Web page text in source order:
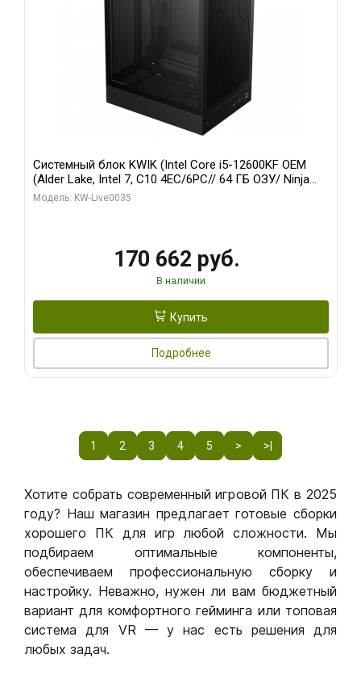
Системный блок KWIK (Intel Core i5-12600KF OEM
(Alder Lake, Intel 7, C10 4EC/6PC// 64 ГБ ОЗУ/ Ninja
Sinotex GTX1650 4GB 128bit GDDR6 DVI DP HDMI 2/
Модель: KW-Live0035
170 662 руб.
В наличии
Купить
Подробнее
1 2 3 4 5 > >|
Хотите собрать современный игровой ПК в 2025
году? Наш магазин предлагает готовые сборки
хорошего ПК для игр любой сложности. Мы
подбираем оптимальные компоненты,
обеспечиваем профессиональную сборку и
настройку. Неважно, нужен ли вам бюджетный
вариант для комфортного гейминга или топовая
система для VR — у нас есть решения для
любых задач.